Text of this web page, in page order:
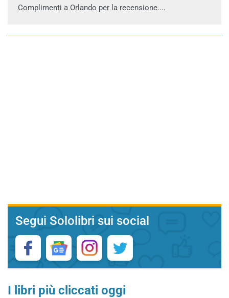
Complimenti a Orlando per la recensione....
Segui Sololibri sui social
I libri più cliccati oggi